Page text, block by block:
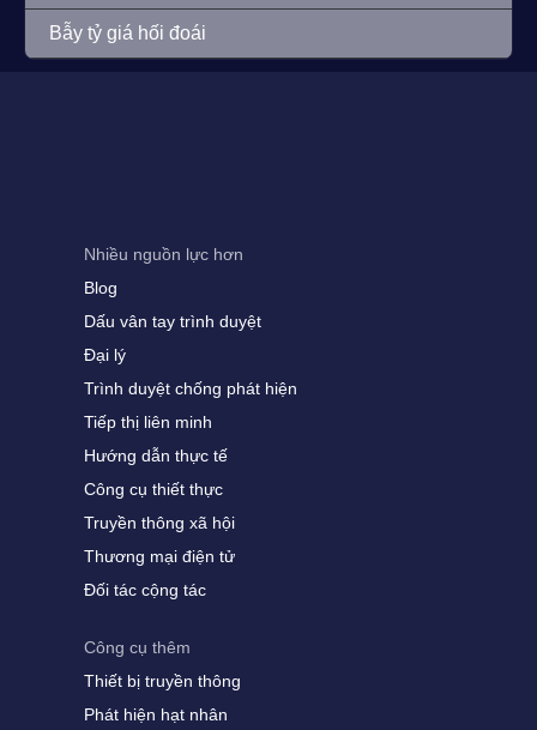
Bẫy tỷ giá hối đoái
Nhiều nguồn lực hơn
Blog
Dấu vân tay trình duyệt
Đại lý
Trình duyệt chống phát hiện
Tiếp thị liên minh
Hướng dẫn thực tế
Công cụ thiết thực
Truyền thông xã hội
Thương mại điện tử
Đối tác cộng tác
Công cụ thêm
Thiết bị truyền thông
Phát hiện hạt nhân